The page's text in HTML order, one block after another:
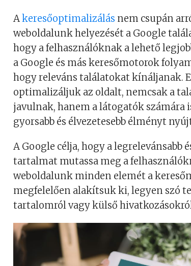
A keresőoptimalizálás nem csupán
weboldalunk helyezését a Google
hogy a felhasználóknak a lehető
a Google és más keresőmotorok
hogy releváns találatokat kínáljanak.
optimalizáljuk az oldalt, nemcsak a
javulnak, hanem a látogatók számára
gyorsabb és élvezetesebb élményt
A Google célja, hogy a legrelevánsabb
tartalmat mutassa meg a
weboldalunk minden elemét a
megfelelően alakítsuk ki, legyen szó
tartalomról vagy külső